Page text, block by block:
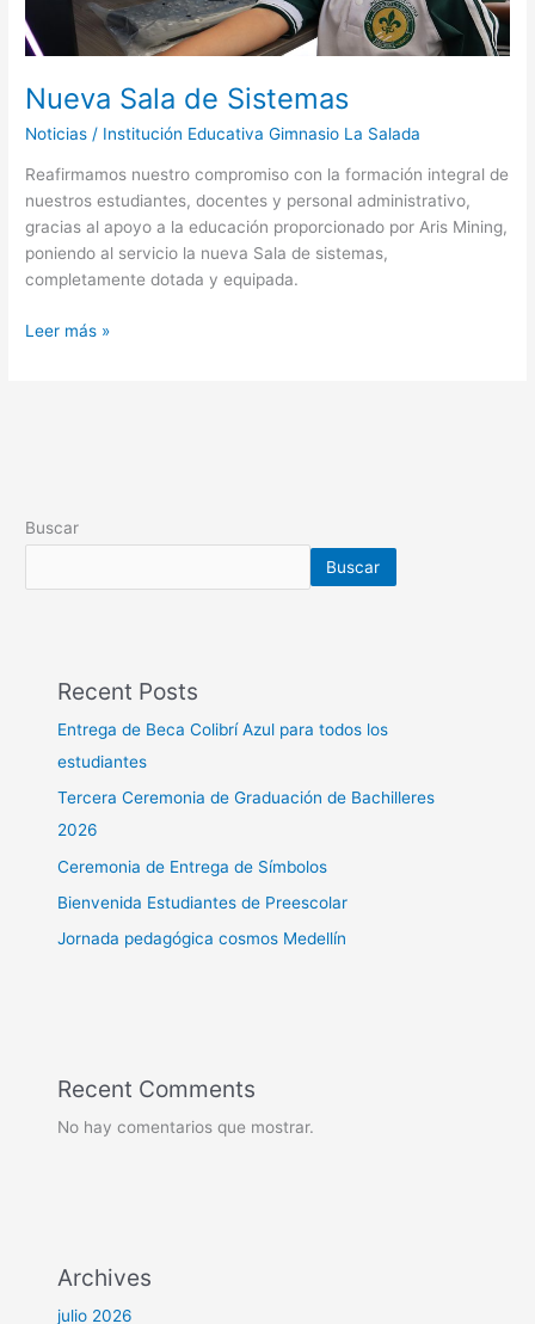
Nueva Sala de Sistemas
Noticias / Institución Educativa Gimnasio La Salada
Reafirmamos nuestro compromiso con la formación integral de
nuestros estudiantes, docentes y personal administrativo,
gracias al apoyo a la educación proporcionado por Aris Mining,
poniendo al servicio la nueva Sala de sistemas,
completamente dotada y equipada.
Leer más »
Buscar
Buscar
Recent Posts
Entrega de Beca Colibrí Azul para todos los
estudiantes
Tercera Ceremonia de Graduación de Bachilleres
2026
Ceremonia de Entrega de Símbolos
Bienvenida Estudiantes de Preescolar
Jornada pedagógica cosmos Medellín
Recent Comments
No hay comentarios que mostrar.
Archives
julio 2026